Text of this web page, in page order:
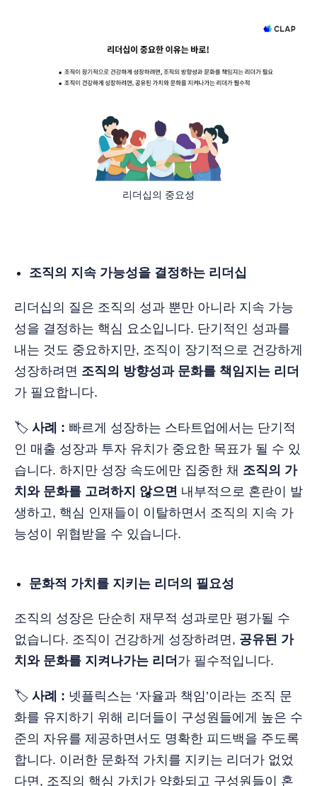
리더십의 중요성
조직의 지속 가능성을 결정하는 리더십
리더십의 질은 조직의 성과 뿐만 아니라 지속 가능
성을 결정하는 핵심 요소입니다. 단기적인 성과를
내는 것도 중요하지만, 조직이 장기적으로 건강하게
성장하려면 조직의 방향성과 문화를 책임지는 리더
가 필요합니다.
🏷️ 사례 : 빠르게 성장하는 스타트업에서는 단기적
인 매출 성장과 투자 유치가 중요한 목표가 될 수 있
습니다. 하지만 성장 속도에만 집중한 채 조직의 가
치와 문화를 고려하지 않으면 내부적으로 혼란이 발
생하고, 핵심 인재들이 이탈하면서 조직의 지속 가
능성이 위협받을 수 있습니다.
문화적 가치를 지키는 리더의 필요성
조직의 성장은 단순히 재무적 성과로만 평가될 수
없습니다. 조직이 건강하게 성장하려면, 공유된 가
치와 문화를 지켜나가는 리더 가 필수적입니다.
🏷️ 사례 : 넷플릭스는 ‘자율과 책임’이라는 조직 문
화를 유지하기 위해 리더들이 구성원들에게 높은 수
준의 자유를 제공하면서도 명확한 피드백을 주도록
합니다. 이러한 문화적 가치를 지키는 리더가 없었
다면, 조직의 핵심 가치가 약화되고 구성원들이 혼